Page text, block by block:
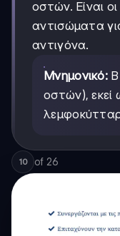
οστών. Είναι
αντισώματα
αντιγόνα.
Μνημονικό:
οστών), εκεί
10 of 26